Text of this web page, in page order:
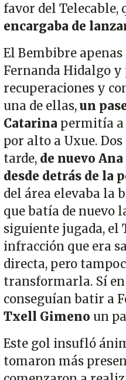
favor del Telecable,
encargaba de
El Bembibre
Fernanda Hidalgo
recuperaciones y
una de ellas,un
Catarina permitía a
por alto a Uxue.
tarde, de nuevo
desde detrás de la
del área elevaba la
que batía de nuevo
siguiente jugada, el
infracción que era
directa, pero
transformarla. Sí
conseguían batir a
Txell Gimeno un
Este gol insufló
tomaron más